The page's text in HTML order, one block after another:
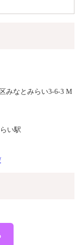
みなとみらい3-6-3 M
い駅